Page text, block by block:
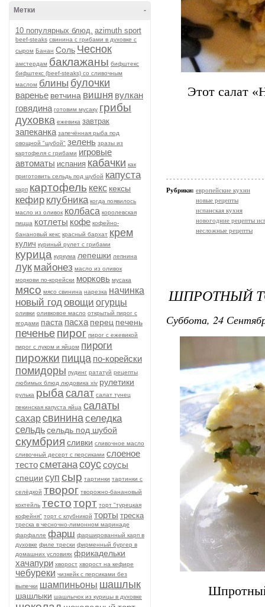
-
Метки
10 популярных блюд. azimuth sport
beef-stеаks cвинина с грибами в духовке с
сыром Банан Соль Чеснок
амстердам баклажаны бифштекс
бифштекс (beef-stеаks) со сливочным
маслом блины булочки
варенье ветчина вишня вулкан
говядина готовим мусаку грибы
духовка ежевика завтрак
запеканка запечённая рыба под
овощной "шубой" зелень зразы из
картофеля с грибами игровые
автоматы испания кабачки как
приготовить сельдь под шубой капуста
карп картофель кекс кексы
кефир клубника когда появилось
масло из оливок колбаса королевская
пицца котлеты кофе кофейно-
банановый кекс красный бархат крем
кулич куриный рулет с грибами
курица куркума лепешки лепнина
лук майонез масло из оливок
моркови по-корейски морковь мусака
мясо мясо свинина нарезка начинка
новый годовощи огурцы
оливки оливковое масло открытый пирог с
ягодами паста пасха перец печень
печенье пирог пирог с ежевикой
пирог с луком и яйцом пироги
пирожки пицца по-корейски
помидоры пудинг рататуй рецепты
любимых блюд людовика xiv рулетики
рулька рыба салат салат тунец
пекинская капуста яйца салаты
сахарсвининаселедка
сельдьсельдь под шубой
скумбрия сливки сливочное масло
сливочный десерт с персиками слоеное
тестосметанасоуссоусы
специи суп сыр тартинки тартинки с
селёдкой творог творожно-банановый
коктейль тестоторт торт "турецкая
кофейня" торт с клубникой торты треска
треска в чесночно-лимонном маринаде
фарфалле фарш фаршированный карп в
духовке филе трески фирменный бургер в
домашних условиях фрикадельки
хачапури хворост хворост на кефире
чебуреки чизкейк с персиками без
выпечки шампиньоны шашлык
шашлыки шашлычок из курицы в духовке
Этoт сaлaт
Рубрики: европейские кухни
новые рецепты
испанская кухня
новогодние рецепты
несложные рецепты
ШПРОТНЫЙ
Суббота, 24